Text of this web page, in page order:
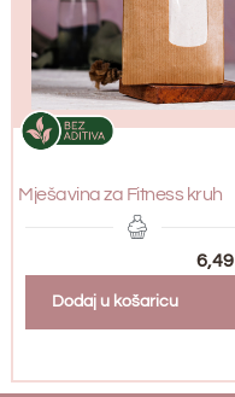
Mješavina za Fitness kruh
6,49
Dodaj u košaricu